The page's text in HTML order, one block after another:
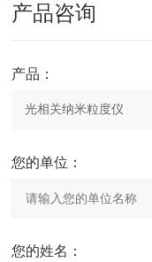
输出项目
温度调控
测试速度
仪器体积
产品咨询
产品：
您的单位：
您的姓名：